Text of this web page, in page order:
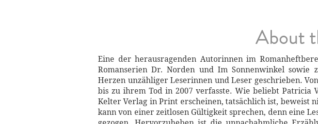
About
Eine der herausragenden Autorinnen im
Romanserien Dr. Norden und Im Sonnenwinkel sowie
Herzen unzähliger Leserinnen und Leser geschrieben.
bis zu ihrem Tod in 2007 verfasste. Wie beliebt Patricia
Kelter Verlag in Print erscheinen, tatsächlich ist, beweist
kann von einer zeitlosen Gültigkeit sprechen, denn eine